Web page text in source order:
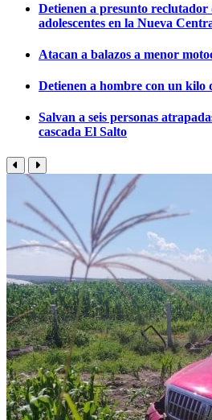
Detienen a presunto reclutador
adolescentes en la Nueva
Atacan a balazos a menor
Detienen a hombre con un kilo
Salvan a seis personas
cascada El Salto